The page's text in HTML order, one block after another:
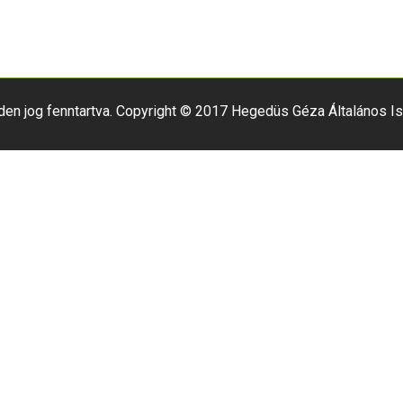
jog fenntartva. Copyright © 2017 Hegedüs Géza Általános